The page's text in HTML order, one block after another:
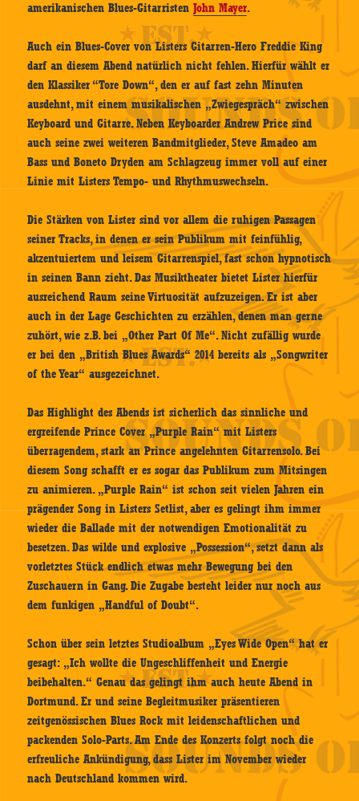
amerikanischen Blues-GitarristenJohn Mayer.
Auch ein Blues-Cover von Listers Gitarren-Hero Freddie King
darf an diesem Abend natürlich nicht fehlen. Hierfür wählt er
den Klassiker “Tore Down“, den er auf fast zehn Minuten
ausdehnt, mit einem musikalischen „Zwiegespräch“ zwischen
Keyboard und Gitarre. Neben Keyboarder Andrew Price sind
auch seine zwei weiteren Bandmitglieder, Steve Amadeo am
Bass und Boneto Dryden am Schlagzeug immer voll auf einer
Linie mit Listers Tempo- und Rhythmuswechseln.
Die Stärken von Lister sind vor allem die ruhigen Passagen
seiner Tracks, in denen er sein Publikum mit feinfühlig,
akzentuiertem und leisem Gitarrenspiel, fast schon hypnotisch
in seinen Bann zieht. Das Musiktheater bietet Lister hierfür
ausreichend Raum seine Virtuosität aufzuzeigen. Er ist aber
auch in der Lage Geschichten zu erzählen, denen man gerne
zuhört, wie z.B. bei „Other Part Of Me“. Nicht zufällig wurde
er bei den „British Blues Awards“ 2014 bereits als „Songwriter
of the Year“ ausgezeichnet.
Das Highlight des Abends ist sicherlich das sinnliche und
ergreifende Prince Cover „Purple Rain“ mit Listers
überragendem, stark an Prince angelehnten Gitarrensolo. Bei
diesem Song schafft er es sogar das Publikum zum Mitsingen
zu animieren. „Purple Rain“ ist schon seit vielen Jahren ein
prägender Song in Listers Setlist, aber es gelingt ihm immer
wieder die Ballade mit der notwendigen Emotionalität zu
besetzen. Das wilde und explosive „Possession“, setzt dann als
vorletztes Stück endlich etwas mehr Bewegung bei den
Zuschauern in Gang. Die Zugabe besteht leider nur noch aus
dem funkigen „Handful of Doubt“.
Schon über sein letztes Studioalbum „Eyes Wide Open“ hat er
gesagt: „Ich wollte die Ungeschliffenheit und Energie
beibehalten.“ Genau das gelingt ihm auch heute Abend in
Dortmund. Er und seine Begleitmusiker präsentieren
zeitgenössischen Blues Rock mit leidenschaftlichen und
packenden Solo-Parts. Am Ende des Konzerts folgt noch die
erfreuliche Ankündigung, dass Lister im November wieder
nach Deutschland kommen wird.